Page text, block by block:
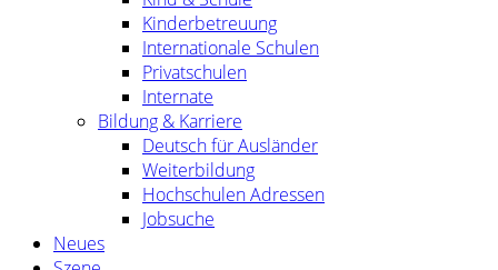
Kinderbetreuung
Internationale Schulen
Privatschulen
Internate
Bildung & Karriere
Deutsch für Ausländer
Weiterbildung
Hochschulen Adressen
Jobsuche
Neues